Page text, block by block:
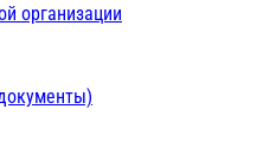
организации